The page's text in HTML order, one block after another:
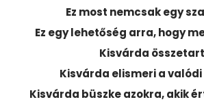
Ez most nemcsak egy
Ez egy lehetőség arra, hogy
Kisvárda
Kisvárda elismeri a
Kisvárda büszke azokra, akik